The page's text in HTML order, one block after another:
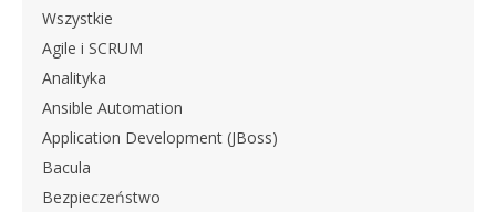
Wszystkie
Agile i SCRUM
Analityka
Ansible Automation
Application Development (JBoss)
Bacula
Bezpieczeństwo